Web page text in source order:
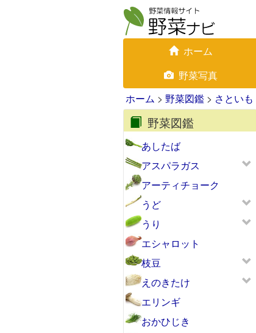
ホーム
野菜写真
ホーム > 野菜図鑑 > さといも
野菜図鑑
あしたば
アスパラガス
アーティチョーク
うど
うり
エシャロット
枝豆
えのきたけ
エリンギ
おかひじき